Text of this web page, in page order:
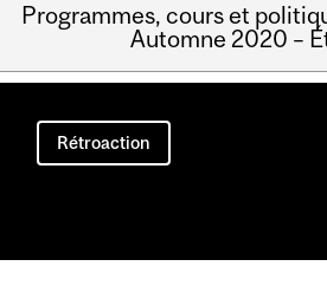
Programmes, cours et
Automne 2020 –
Main
navigation
Rétroaction